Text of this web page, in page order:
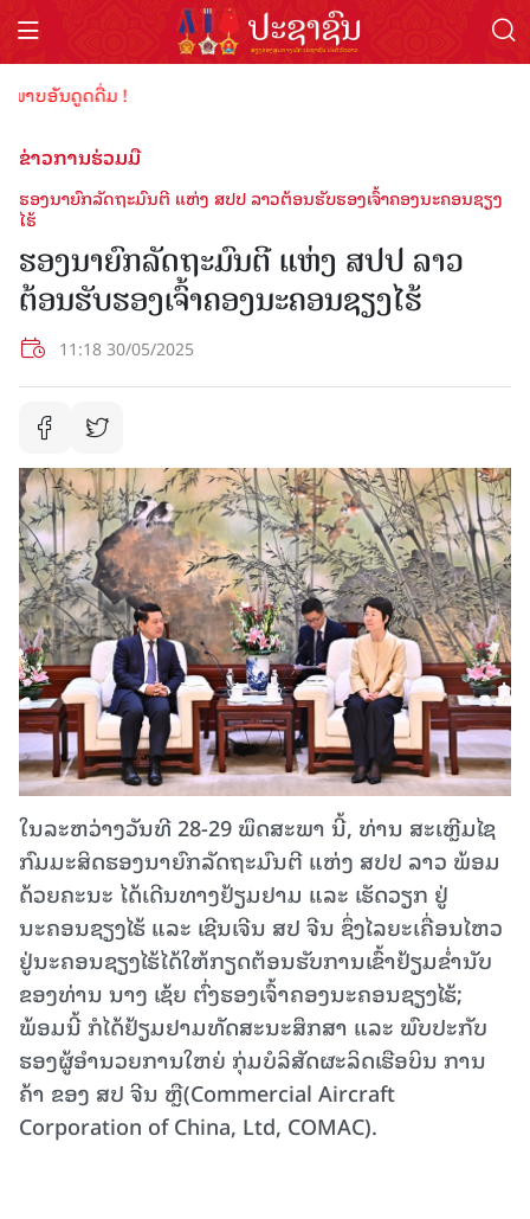
ບອັນດູດດື່ມ !
ຂ່າວການຮ່ວມມື
ຮອງນາຍົກລັດຖະມົນຕີ ແຫ່ງ ສປປ ລາວຕ້ອນຮັບຮອງເຈົ້າຄອງນະຄອນຊຽງ
ໄຮ້
ຮອງນາຍົກລັດຖະມົນຕີ ແຫ່ງ ສປປ ລາວ
ຕ້ອນຮັບຮອງເຈົ້າຄອງນະຄອນຊຽງໄຮ້
11:18 30/05/2025
ໃນລະຫວ່າງວັນທີ 28-29 ພຶດສະພາ ນີ້, ທ່ານ ສະເຫຼີມໄຊ
ກົມມະສິດຮອງນາຍົກລັດຖະມົນຕີ ແຫ່ງ ສປປ ລາວ ພ້ອມ
ດ້ວຍຄະນະ ໄດ້ເດີນທາງຢ້ຽມຢາມ ແລະ ເຮັດວຽກ ຢູ່
ນະຄອນຊຽງໄຮ້ ແລະ ເຊີນເຈີນ ສປ ຈີນ ຊຶ່ງໄລຍະເຄື່ອນໄຫວ
ຢູ່ນະຄອນຊຽງໄຮ້ໄດ້ໃຫ້ກຽດຕ້ອນຮັບການເຂົ້າຢ້ຽມຂໍ່ານັບ
ຂອງທ່ານ ນາງ ເຊ້ຍ ຕົ່ງຮອງເຈົ້າຄອງນະຄອນຊຽງໄຮ້;
ພ້ອມນີ້ ກໍໄດ້ຢ້ຽມຢາມທັດສະນະສຶກສາ ແລະ ພົບປະກັບ
ຮອງຜູ້ອໍານວຍການໃຫຍ່ ກຸ່ມບໍລິສັດຜະລິດເຮືອບິນ ການ
ຄ້າ ຂອງ ສປ ຈີນ ຫຼື(Commercial Aircraft
Corporation of China, Ltd, COMAC).